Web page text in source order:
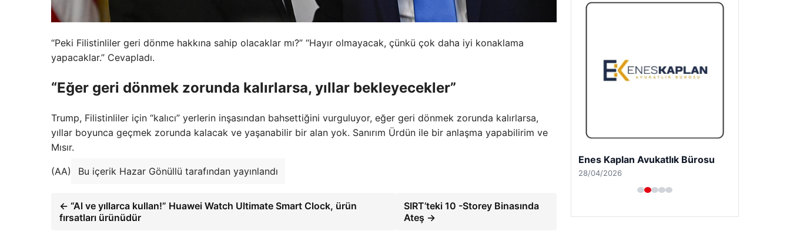
“Peki Filistinliler geri dönme hakkına sahip olacaklar mı?” “Hayır olmayacak, çünkü çok daha iyi konaklama
yapacaklar.” Cevapladı.
“Eğer geri dönmek zorunda kalırlarsa, yıllar bekleyecekler”
Trump, Filistinliler için “kalıcı” yerlerin inşasından bahsettiğini vurguluyor, eğer geri dönmek zorunda kalırlarsa,
yıllar boyunca geçmek zorunda kalacak ve yaşanabilir bir alan yok. Sanırım Ürdün ile bir anlaşma yapabilirim ve
Mısır.
(AA) Bu içerik Hazar Gönüllü tarafından yayınlandı
← “Al ve yıllarca kullan!” Huawei Watch Ultimate Smart Clock, ürün
fırsatları ürünüdür
SIRT’teki 10 -Storey Binasında
Ateş →
Enes Kaplan Avukatlık Bürosu
28/04/2026